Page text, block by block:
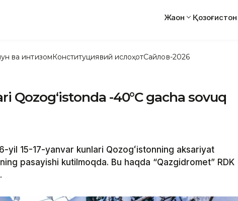
Жаҳон Қозоғистон
ва интизомКонституциявий ислоҳотСайлов-2026
Qozogʻistonda -40°C gacha sovuq
yil 15-17-yanvar kunlari Qozogʻistonning aksariyat
pasayishi kutilmoqda. Bu haqda “Qazgidromet” RDK